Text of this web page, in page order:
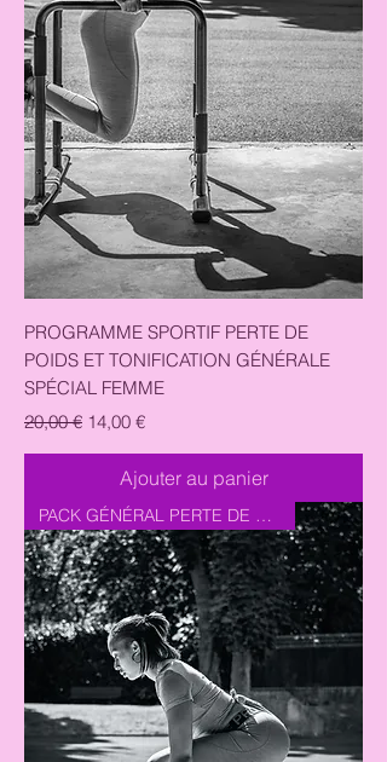
PROGRAMME SPORTIF PERTE DE
POIDS ET TONIFICATION GÉNÉRALE
SPÉCIAL FEMME
Prix original
20,00 € Prix promotionnel
14,00 €
Ajouter au panier
PACK GÉNÉRAL PERTE DE POIDS